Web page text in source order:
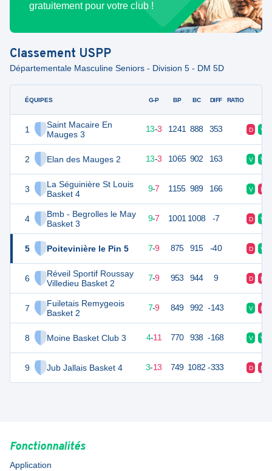
gratuitement pour votre club !
Classement USPP
Départementale Masculine Seniors - Division 5 - DM 5D
ÉQUIPES
1
Saint Macaire En
Mauges 3
2 Elan des Mauges 2
3
La Séguinière St Louis
Basket 4
4
Bmb - Begrolles le May
Basket 3
5 Poitevinière le Pin 5
6
Réveil Sportif Roussay
Villedieu Basket 2
7
Fuiletais Remygeois
Basket 2
8 Moine Basket Club 3
9 Jub Jallais Basket 4
G-P BP BC DIFF RATIO
29 13-3 1241 888 353 D V
29 13-3 1065 902 163 V V
25 16 9-7 1155 989 166 V D
25 16 9-7 1001 1008 -7 D V
23 16 7-9 875 915 -40 D V
23 16 7-9 953 944 9 D D
23 7-9 849 992 -143 V D
19 4-11 770 938 -168 V V
19 3-13 749 1082 -333 D D
Fonctionnalités
Application